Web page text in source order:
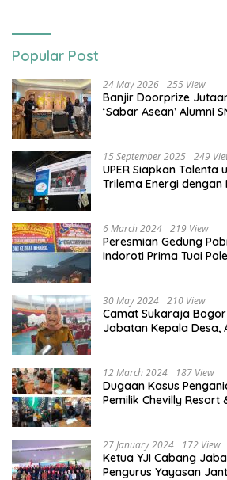
Popular Post
24 May 2026 255 View
Banjir Doorprize
‘Sabar Asean’ Alumni
15 September 2025 249
UPER Siapkan Talenta
Trilema Energi dengan
6 March 2024 219 View
Peresmian Gedung
Indoroti Prima Tuai
30 May 2024 210 View
Camat Sukaraja
Jabatan Kepala Desa,
12 March 2024 187 View
Dugaan Kasus
Pemilik Chevilly Resort
27 January 2024 172 View
Ketua YJI Cabang
Pengurus Yayasan